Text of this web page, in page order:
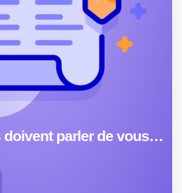
doivent parler de vous…